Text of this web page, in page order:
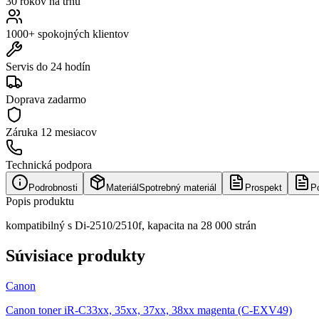
1000+ spokojných klientov
Servis do 24 hodín
Doprava zadarmo
Záruka 12 mesiacov
Technická podpora
Podrobnosti Materiál Spotrebný materiál Prospekt
Popis produktu
kompatibilný s Di-2510/2510f, kapacita na 28 000 strán
Súvisiace produkty
Canon
Canon toner iR-C33xx, 35xx, 37xx, 38xx magenta (C-EXV49)